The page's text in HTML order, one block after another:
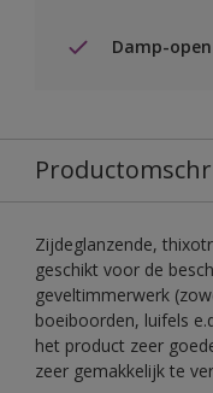
Damp-open
Zijdeglanzende,
geschikt voor de
geveltimmerwerk
boeiboorden, luifels
het product zeer
zeer gemakkelijk te